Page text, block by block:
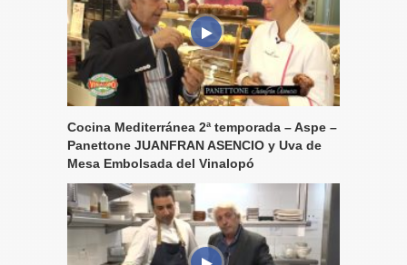
Cocina Mediterránea 2ª temporada – Aspe –
Panettone JUANFRAN ASENCIO y Uva de
Mesa Embolsada del Vinalopó